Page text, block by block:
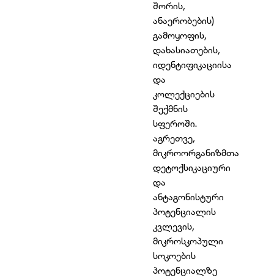
შორის,
ანაერობების)
გამოყოფის,
დახასიათების,
იდენტიფიკაციისა
და
კოლექციების
შექმნის
სფეროში.
აგრეთვე,
მიკროორგანიზმთა
დეტოქსიკაციური
და
ანტაგონისტური
პოტენციალის
კვლევის,
მიკროსკოპული
სოკოების
პოტენციალზე